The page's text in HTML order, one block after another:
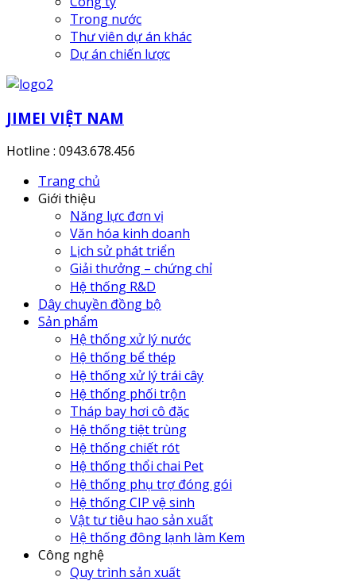
Trong nước
Thư viên dự án khác
Dự án chiến lược
JIMEI VIỆT NAM
Hotline : 0943.678.456
Trang chủ
Giới thiệu
Năng lực đơn vị
Văn hóa kinh doanh
Lịch sử phát triển
Giải thưởng – chứng chỉ
Hệ thống R&D
Dây chuyền đồng bộ
Sản phẩm
Hệ thống xử lý nước
Hệ thống bể thép
Hệ thống xử lý trái cây
Hệ thống phối trộn
Tháp bay hơi cô đặc
Hệ thống tiệt trùng
Hệ thống chiết rót
Hệ thống thổi chai Pet
Hệ thống phụ trợ đóng gói
Hệ thống CIP vệ sinh
Vật tư tiêu hao sản xuất
Hệ thống đông lạnh làm Kem
Công nghệ
Quy trình sản xuất